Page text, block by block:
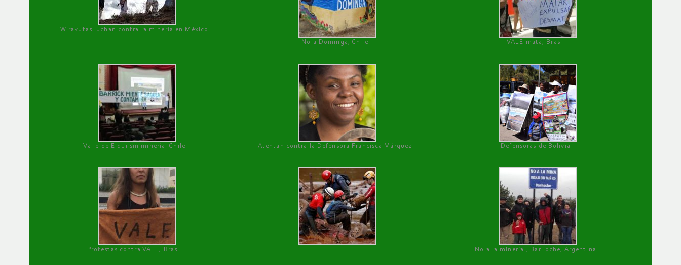
Wirakutas luchan contra la minería en México
No a Dominga, Chile
VALE mata, Brasil
Valle de Elqui sin minería. Chile Atentan contra la Defensora Francisca Márquez Defensoras de Bolivia
Protestas contra VALE, Brasil No a la minería , Bariloche, Argentina